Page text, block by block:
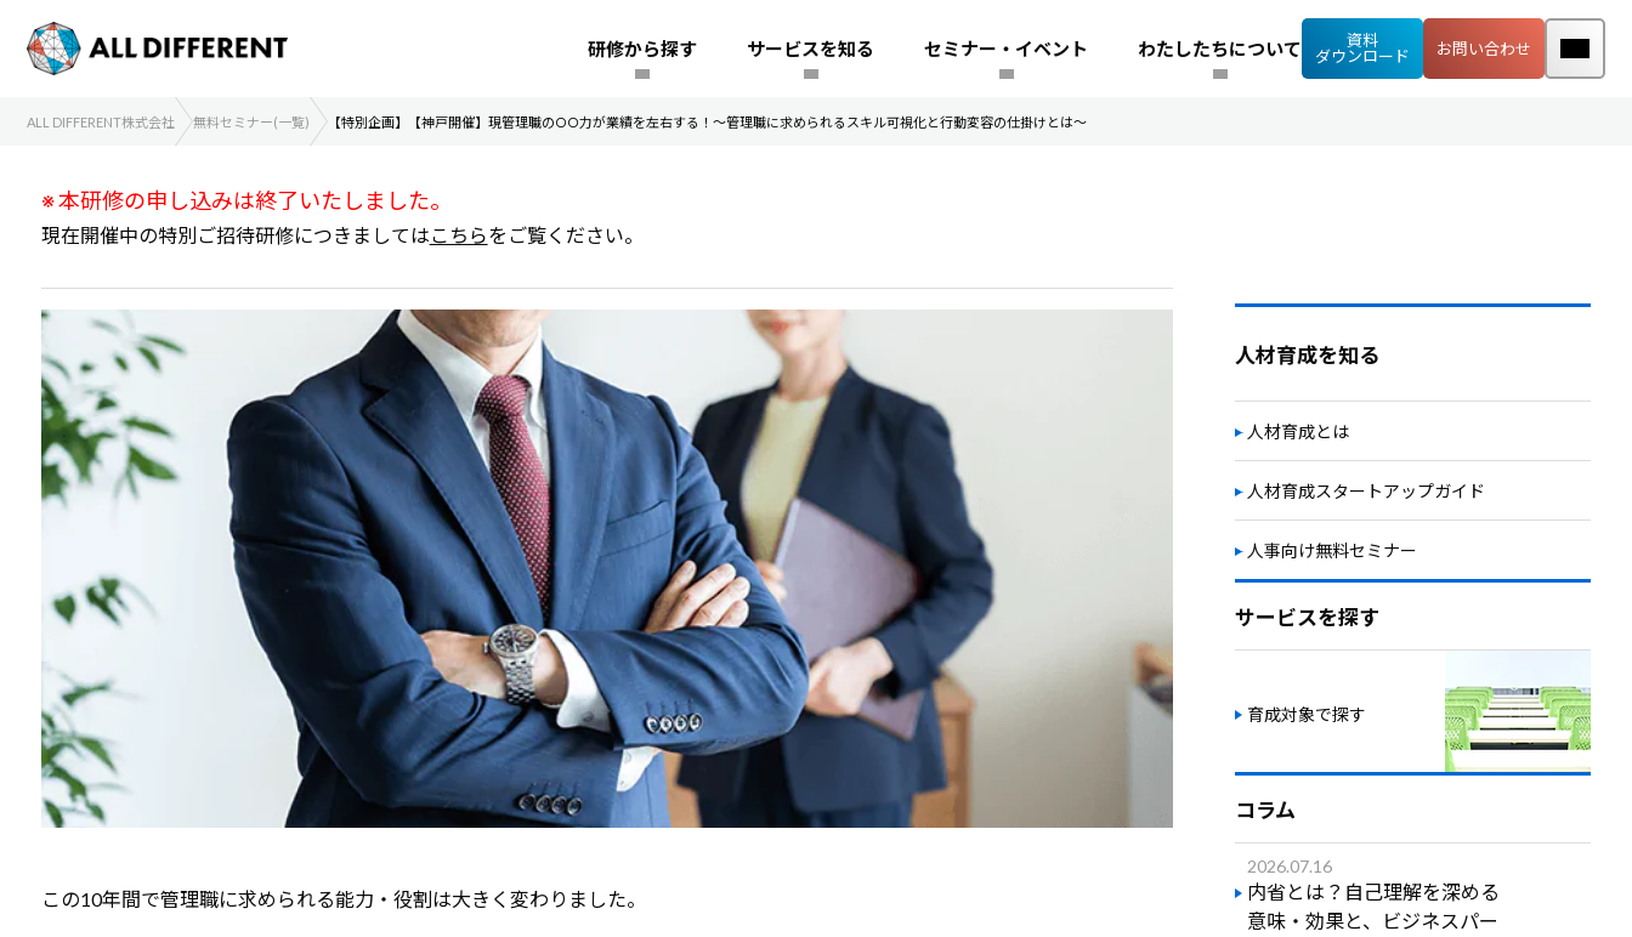
研修から探す サービスを知る セミナー・イベント わたしたちについて
資料
ダウンロード
お問い合わせ
ALL DIFFERENT株式会社 無料セミナー(一覧) 【特別企画】【神戸開催】現管理職の○○力が業績を左右する！～管理職に求められるスキル可視化と行動変容の仕掛けとは～
※ 本研修の申し込みは終了いたしました。
現在開催中の特別ご招待研修につきましてはこちらをご覧ください。
この10年間で管理職に求められる能力・役割は大きく変わりました。
人材育成を知る
人材育成とは
人材育成スタートアップガイド
人事向け無料セミナー
サービスを探す
育成対象で探す
コラム
2026.07.16
内省とは？自己理解を深める
意味・効果と、ビジネスパー